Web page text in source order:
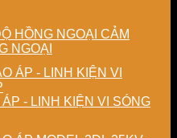
chất
lượng
phẩm
CẢM
NGOẠI
- LINH KIỆN VI SÓNG